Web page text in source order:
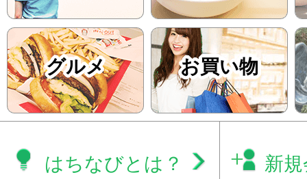
グルメ お買い物
はちなびとは？ 新